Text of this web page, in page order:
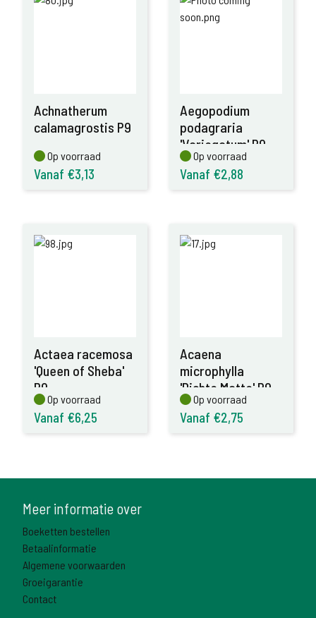
Achnatherum
calamagrostis P9
Op voorraad
Op voorraad
Vanaf €3,13
Aegopodium
podagraria
'Variegatum' P9
Op voorraad
Op voorraad
Vanaf €2,88
Actaea racemosa
'Queen of Sheba'
P9
Op voorraad
Op voorraad
Vanaf €6,25
Acaena
microphylla
'Dichte Matte' P9
Op voorraad
Op voorraad
Vanaf €2,75
Meer informatie over
Boeketten bestellen
Betaalinformatie
Algemene voorwaarden
Groeigarantie
Contact